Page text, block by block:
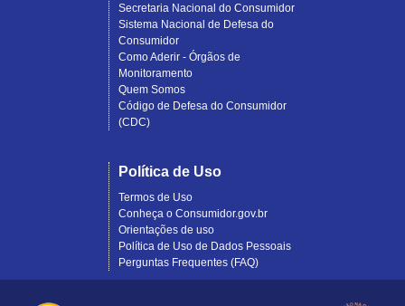
Secretaria Nacional do Consumidor
Sistema Nacional de Defesa do
Consumidor
Como Aderir - Órgãos de
Monitoramento
Quem Somos
Código de Defesa do Consumidor
(CDC)
Política de Uso
Termos de Uso
Conheça o Consumidor.gov.br
Orientações de uso
Política de Uso de Dados Pessoais
Perguntas Frequentes (FAQ)